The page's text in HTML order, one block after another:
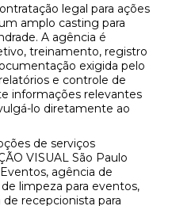
legal para ações
amplo casting para
A agência é
treinamento, registro
exigida pelo
e controle de
informações relevantes
lo diretamente ao
de serviços
VISUAL São Paulo
agência de
limpeza para eventos,
recepcionista para